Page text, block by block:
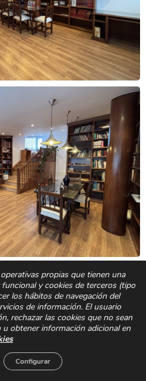
propias que tienen una
y cookies de terceros (tipo
los hábitos de navegación del
de información. El usuario
rechazar las cookies que no sean
u obtener información adicional en
Configurar